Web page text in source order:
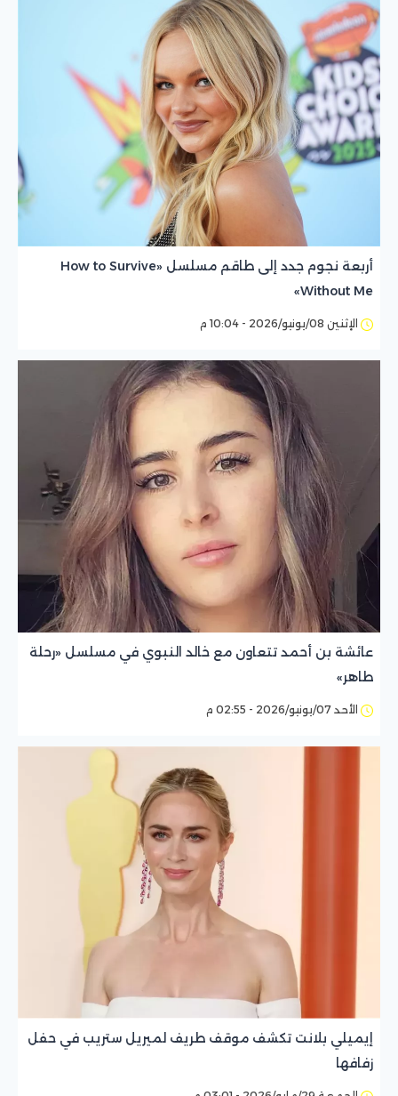
أربعة نجوم جدد إلى طاقم مسلسل «How to Survive
Without Me»
الإثنين 08/يونيو/2026 - 10:04 م
عائشة بن أحمد تتعاون مع خالد النبوي في مسلسل «رحلة
طاهر»
الأحد 07/يونيو/2026 - 02:55 م
إيميلي بلانت تكشف موقف طريف لميريل ستريب في حفل
زفافها